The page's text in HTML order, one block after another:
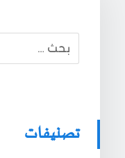
تصنيفات